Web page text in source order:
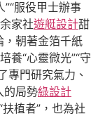
”“服役甲士辦事
余家社遊艇設計甜
，朝著金箔千紙
養“心靈微光”“守
專門研究氣力、
的局勢綠設計
扶植者”，也為社